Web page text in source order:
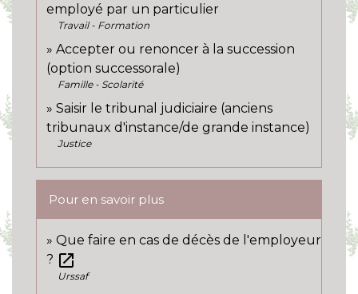
employé par un particulier
Travail - Formation
Accepter ou renoncer à la succession
(option successorale)
Famille - Scolarité
Saisir le tribunal judiciaire (anciens
tribunaux d'instance/de grande instance)
Justice
Pour en savoir plus
Que faire en cas de décès de l'employeur
? open_in_new
Urssaf